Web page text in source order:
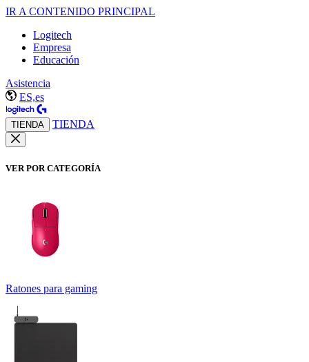
IR A CONTENIDO PRINCIPAL
Logitech
Empresa
Educación
Asistencia
ES,es
TIENDA TIENDA
VER POR CATEGORÍA
Ratones para gaming